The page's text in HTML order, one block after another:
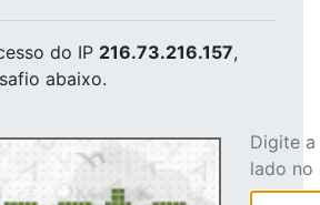
do IP 216.73.216.157,
abaixo.
Digite
lado no